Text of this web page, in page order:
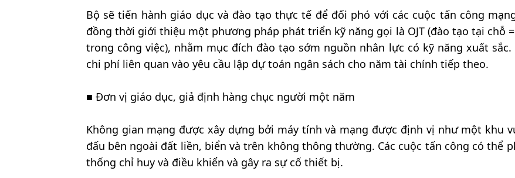
Bộ sẽ tiến hành giáo dục và đào tạo thực tế để đối phó với các cuộc tấn công
đồng thời giới thiệu một phương pháp phát triển kỹ năng gọi là OJT (đào tạo tại chỗ
trong công việc), nhằm mục đích đào tạo sớm nguồn nhân lực có kỹ năng xuất sắc.
chi phí liên quan vào yêu cầu lập dự toán ngân sách cho năm tài chính tiếp theo.
■ Đơn vị giáo dục, giả định hàng chục người một năm
Không gian mạng được xây dựng bởi máy tính và mạng được định vị như một khu
đấu bên ngoài đất liền, biển và trên không thông thường. Các cuộc tấn công có thể
thống chỉ huy và điều khiển và gây ra sự cố thiết bị.